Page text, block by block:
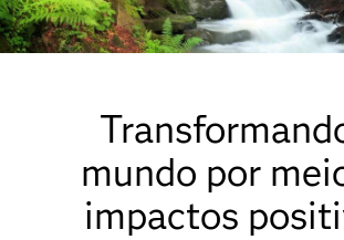
mundo por
impactos